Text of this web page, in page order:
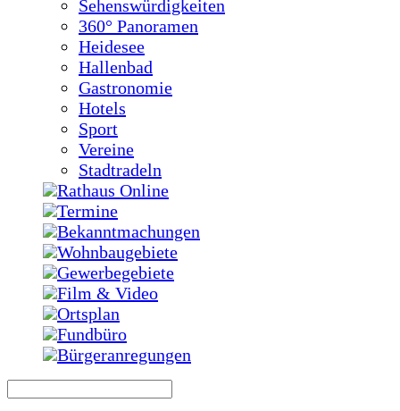
Sehenswürdigkeiten
360° Panoramen
Heidesee
Hallenbad
Gastronomie
Hotels
Sport
Vereine
Stadtradeln
Rathaus Online
Termine
Bekanntmachungen
Wohnbaugebiete
Gewerbegebiete
Film & Video
Ortsplan
Fundbüro
Bürgeranregungen